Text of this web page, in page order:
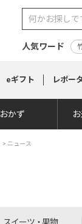
人気ワード
eギフト レポー
おかず
> ニュース